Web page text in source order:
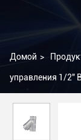
Домой >
управления 1/2"